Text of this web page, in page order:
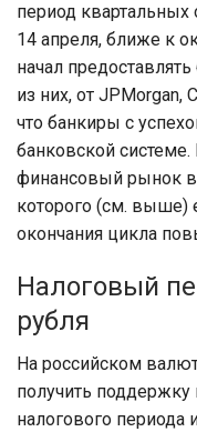
период
14 апреля, ближе к
начал
из них, от JPMorgan,
что банкиры с
банковской
финансовый рынок
которого (см. выше)
окончания цикла
Налоговый
рубля
На российском
получить поддержку
налогового периода